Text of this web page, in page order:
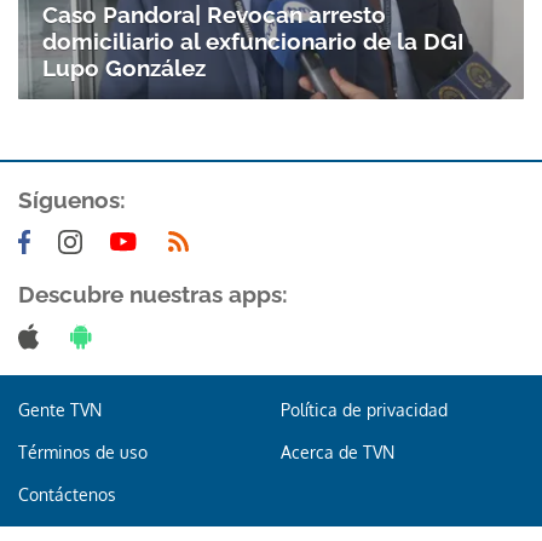
Gracias por suscribirte a nuestro boletín.
ACEPTAR
Caso Pandora| Revocan arresto
domiciliario al exfuncionario de la DGI
Lupo González
Síguenos:
Descubre nuestras apps:
Gente TVN Política de privacidad
Términos de uso Acerca de TVN
Contáctenos